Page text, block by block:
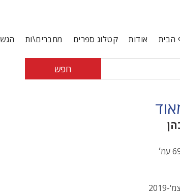
הבית אודות קטלוג ספרים מחברים\ות
חפש
2019